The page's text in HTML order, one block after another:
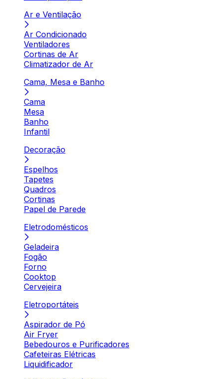
Ar e Ventilação
Ar Condicionado
Ventiladores
Cortinas de Ar
Climatizador de Ar
Cama, Mesa e Banho
Cama
Mesa
Banho
Infantil
Decoração
Espelhos
Tapetes
Quadros
Cortinas
Papel de Parede
Eletrodomésticos
Geladeira
Fogão
Forno
Cooktop
Cervejeira
Eletroportáteis
Aspirador de Pó
Air Fryer
Bebedouros e Purificadores
Cafeteiras Elétricas
Liquidificador